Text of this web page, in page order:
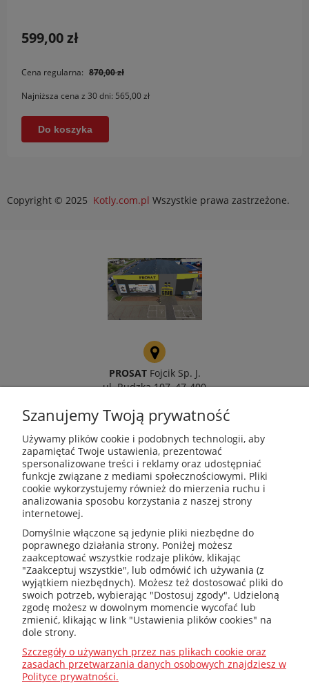
599,00 zł
Cena regularna: 870,00 zł
Najniższa cena z 30 dni: 565,00 zł
Do koszyka
Copyright © 2025 Kotly.com.pl Wszystkie prawa zastrzeżone.
PROSATFojcik Sp. J.
ul. Rudzka 107, 47-400
kotly@kotly.com.pl
+48 32 419 01 20
+48 32 415 31 65
Szanujemy Twoją prywatność
Używamy plików cookie i podobnych technologii, aby
zapamiętać Twoje ustawienia, prezentować
spersonalizowane treści i reklamy oraz udostępniać
funkcje związane z mediami społecznościowymi. Pliki
cookie wykorzystujemy również do mierzenia ruchu i
analizowania sposobu korzystania z naszej strony
internetowej.
Domyślnie włączone są jedynie pliki niezbędne do
poprawnego działania strony. Poniżej możesz
zaakceptować wszystkie rodzaje plików, klikając
"Zaakceptuj wszystkie", lub odmówić ich używania (z
wyjątkiem niezbędnych). Możesz też dostosować pliki do
swoich potrzeb, wybierając "Dostosuj zgody". Udzieloną
zgodę możesz w dowolnym momencie wycofać lub
zmienić, klikając w link "Ustawienia plików cookies" na
dole strony.
Szczegóły o używanych przez nas plikach cookie oraz
zasadach przetwarzania danych osobowych znajdziesz w
Polityce prywatności.